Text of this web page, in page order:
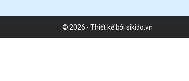
© 2026 - Thiết kế bởi sikido.vn